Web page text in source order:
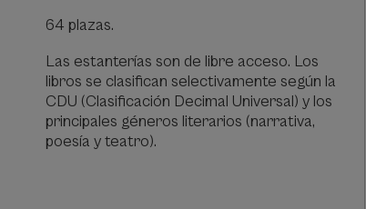
64 plazas.
Las estanterías son de libre acceso. Los
libros se clasifican selectivamente según la
CDU (Clasificación Decimal Universal) y los
principales géneros literarios (narrativa,
poesía y teatro).